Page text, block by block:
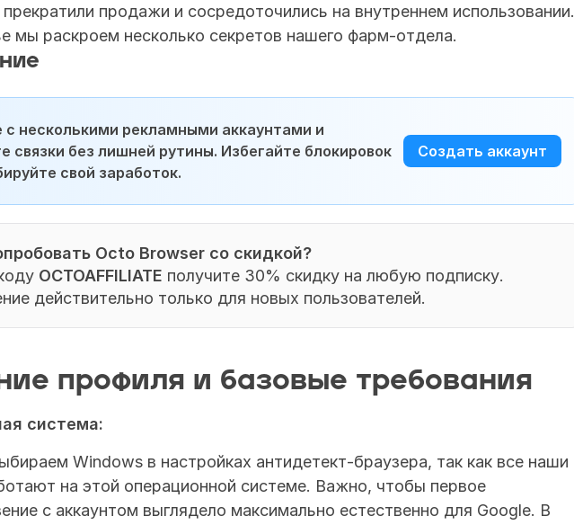
продажи и сосредоточились на внутреннем использовании.
мы раскроем несколько секретов нашего фарм-отдела.
с несколькими рекламными аккаунтами и
связки без лишней рутины. Избегайте блокировок
свой заработок.
Создать аккаунт
Octo Browser со скидкой?
OCTOAFFILIATE получите 30% скидку на любую подписку.
действительно только для новых пользователей.
профиля и базовые требования
система:
Windows в настройках антидетект-браузера, так как все наши
на этой операционной системе. Важно, чтобы первое
с аккаунтом выглядело максимально естественно для Google. В